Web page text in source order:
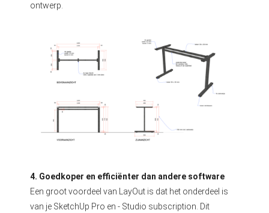
ontwerp.
4. Goedkoper en efficiënter dan andere software
Een groot voordeel van LayOut is dat het onderdeel is
van je SketchUp Pro en - Studio subscription. Dit